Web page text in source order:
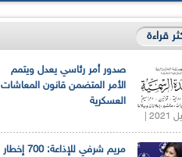
قراءة
صدور أمر رئاسي يعدل ويتمم
الأمر المتضمن قانون المعاشات
العسكرية
مريم شرفي للإذاعة: 700 إخطار